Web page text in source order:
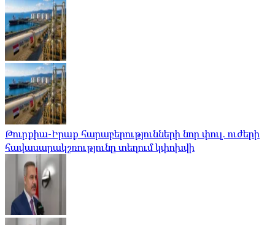
Թուրքիա-Իրաք հարաբերությունների նոր փուլ. ուժերի
հավասարակշռությունը տեղում կփոխվի